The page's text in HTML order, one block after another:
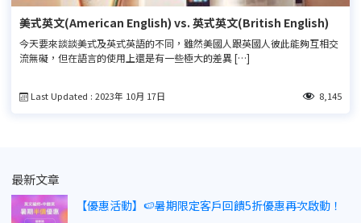
美式英文(American English) vs. 英式英文(British English)
今天要來談談美式及英式英語的不同，雖然美國人跟英國人彼此能夠互相交
流無礙，但在語言的使用上還是有一些極大的差異 […]
Last Updated : 2023年 10月 17日 8,145
最新文章
【優惠活動】🍉暑期限定客戶回饋5折優惠再次啟動！